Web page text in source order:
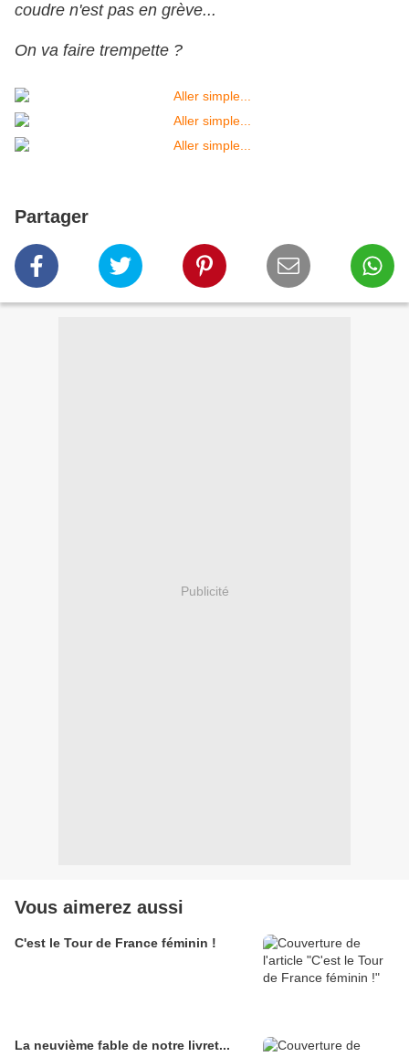
coudre n'est pas en grève...
On va faire trempette ?
Partager
Publicité
Vous aimerez aussi
C'est le Tour de France féminin !
La neuvième fable de notre livret...